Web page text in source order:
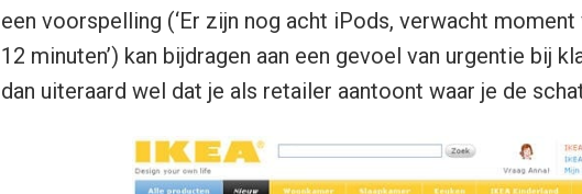
een voorspelling (‘Er zijn nog acht iPods, verwacht
12 minuten’) kan bijdragen aan een gevoel van urgentie bij
dan uiteraard wel dat je als retailer aantoont waar je de